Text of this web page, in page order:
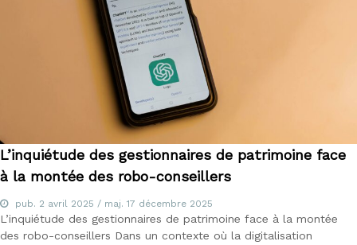
L’inquiétude des gestionnaires de patrimoine face
à la montée des robo-conseillers
pub. 2 avril 2025 / maj. 17 décembre 2025
L’inquiétude des gestionnaires de patrimoine face à la montée
des robo-conseillers Dans un contexte où la digitalisation